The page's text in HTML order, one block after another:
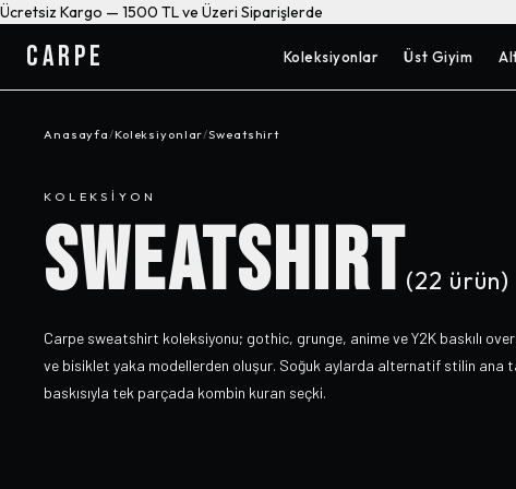
Ücretsiz Kargo — 1500 TL ve Üzeri Siparişlerde
CARPE Koleksiyonlar Üst Giyim
Anasayfa/Koleksiyonlar/Sweatshirt
KOLEKSIYON
SWEATSHIRT(22 ürün)
Carpe sweatshirt koleksiyonu; gothic, grunge, anime ve Y2K baskılı
ve bisiklet yaka modellerden oluşur. Soğuk aylarda alternatif stilin ana
baskısıyla tek parçada kombin kuran seçki.